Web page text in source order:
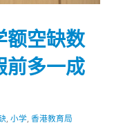
额空缺数
前多一成
,小学,香港教育局